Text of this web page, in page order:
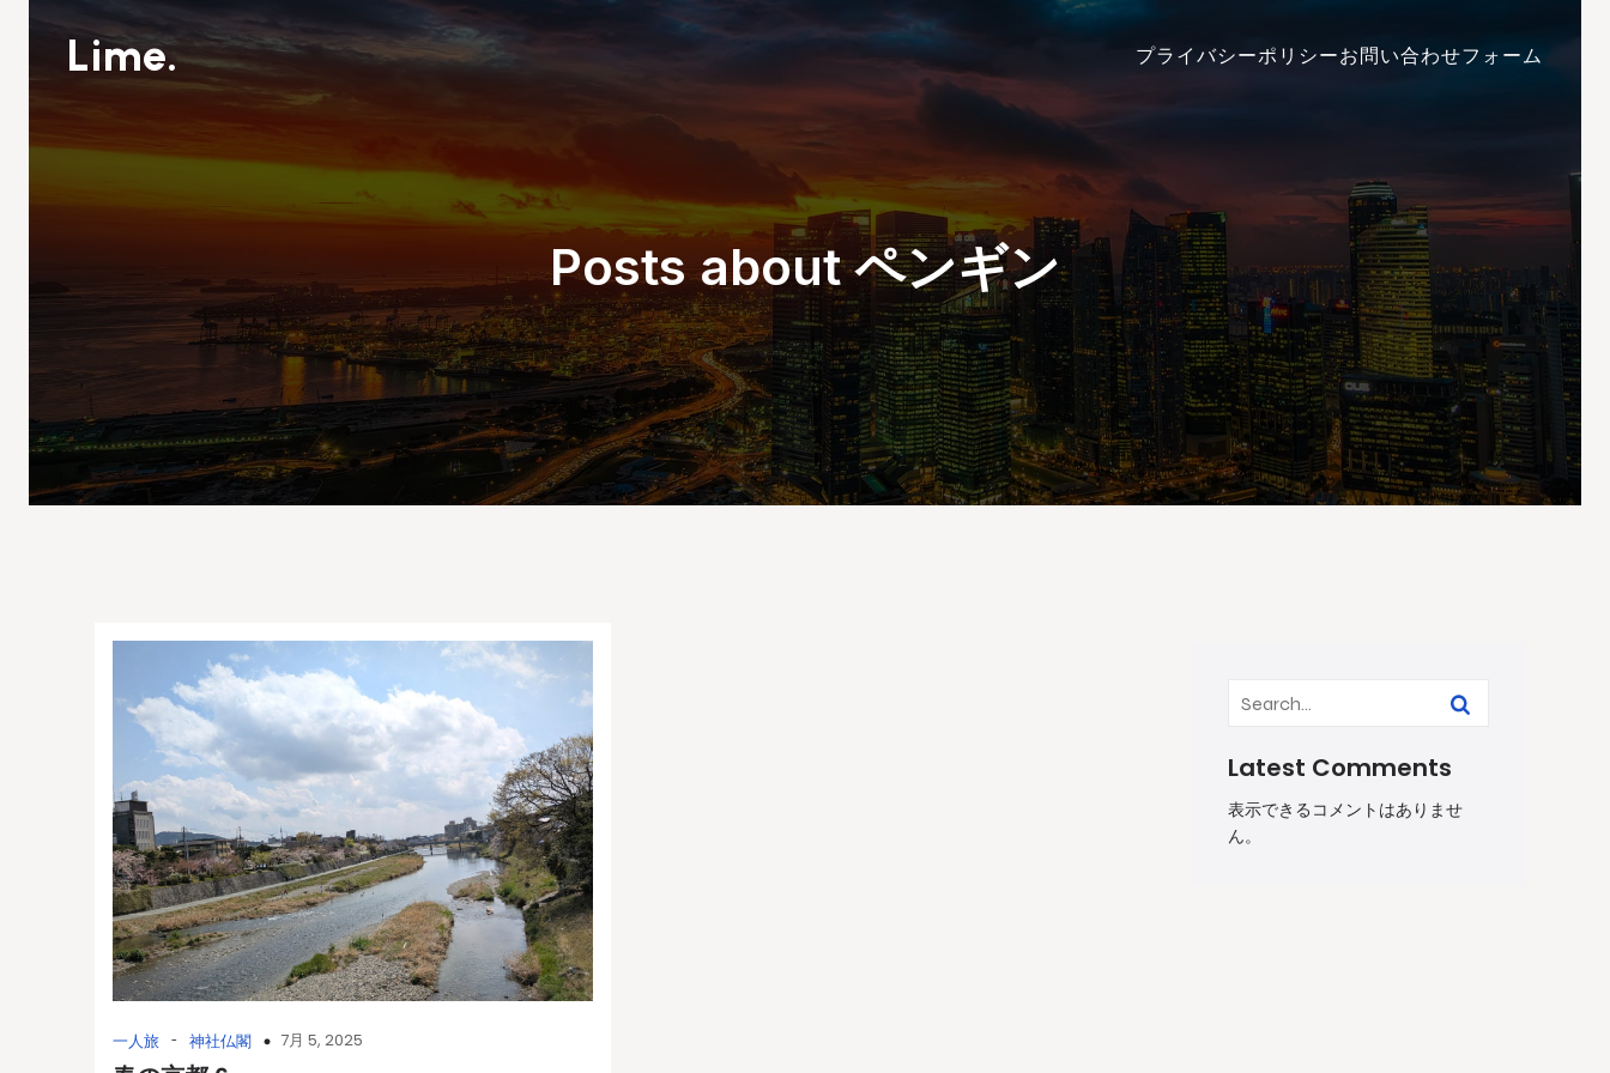
Lime. プライバシーポリシーお問い合わせフォーム
Posts about ペンギン
一人旅 - 神社仏閣 7月 5, 2025
Latest Comments
表示できるコメントはありませ
ん。